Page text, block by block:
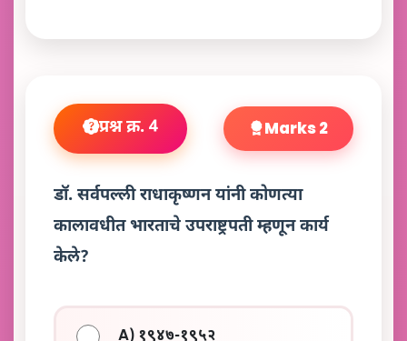
प्रश्न क्र. 4 Marks 2
डॉ. सर्वपल्ली राधाकृष्णन यांनी कोणत्या
कालावधीत भारताचे उपराष्ट्रपती म्हणून कार्य
केले?
A) १९४७-१९५२